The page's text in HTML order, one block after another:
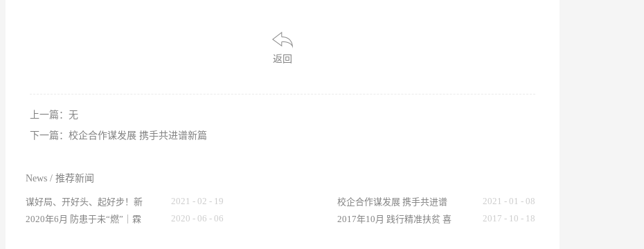
返回
上一篇：无
下一篇： 校企合作谋发展 携手共进谱新篇
News / 推荐新闻
谋好局、开好头、起好步！新
年开工市领导慰问鼓干劲！
2021 - 02 - 19
校企合作谋发展 携手共进谱
新篇
2021 - 01 - 08
2020年6月 防患于未“燃”｜霖
2020 - 06 - 06
2017年10月 践行精准扶贫 喜
2017 - 10 - 18